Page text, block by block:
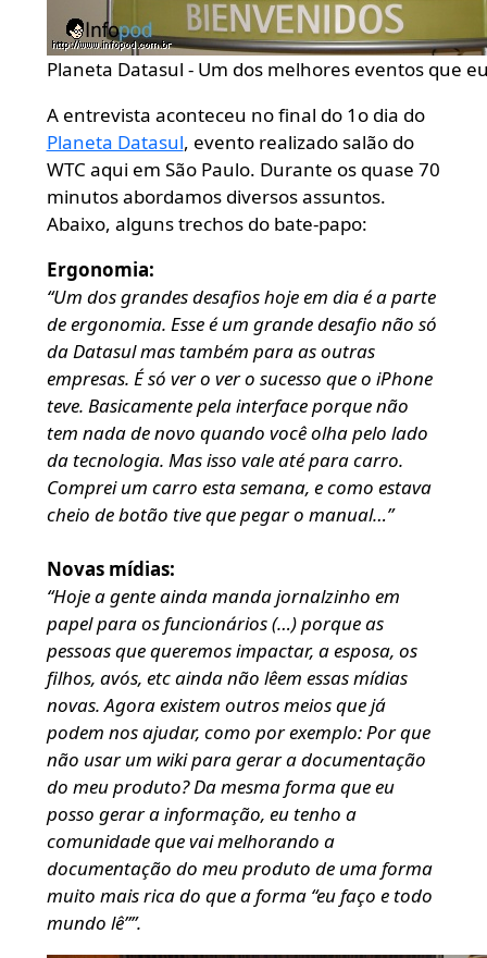
Planeta Datasul - Um dos melhores eventos que
A entrevista aconteceu no final do 1o dia do
Planeta Datasul, evento realizado salão do
WTC aqui em São Paulo. Durante os quase 70
minutos abordamos diversos assuntos.
Abaixo, alguns trechos do bate-papo:
Ergonomia:
“Um dos grandes desafios hoje em dia é a parte
de ergonomia. Esse é um grande desafio não só
da Datasul mas também para as outras
empresas. É só ver o ver o sucesso que o iPhone
teve. Basicamente pela interface porque não
tem nada de novo quando você olha pelo lado
da tecnologia. Mas isso vale até para carro.
Comprei um carro esta semana, e como estava
cheio de botão tive que pegar o manual…”
Novas mídias:
“Hoje a gente ainda manda jornalzinho em
papel para os funcionários (…) porque as
pessoas que queremos impactar, a esposa, os
filhos, avós, etc ainda não lêem essas mídias
novas. Agora existem outros meios que já
podem nos ajudar, como por exemplo: Por que
não usar um wiki para gerar a documentação
do meu produto? Da mesma forma que eu
posso gerar a informação, eu tenho a
comunidade que vai melhorando a
documentação do meu produto de uma forma
muito mais rica do que a forma “eu faço e todo
mundo lê””.